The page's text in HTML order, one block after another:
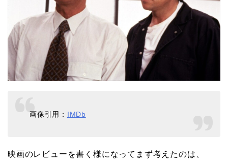
画像引用： IMDb
映画のレビューを書く様になってまず考えたのは、